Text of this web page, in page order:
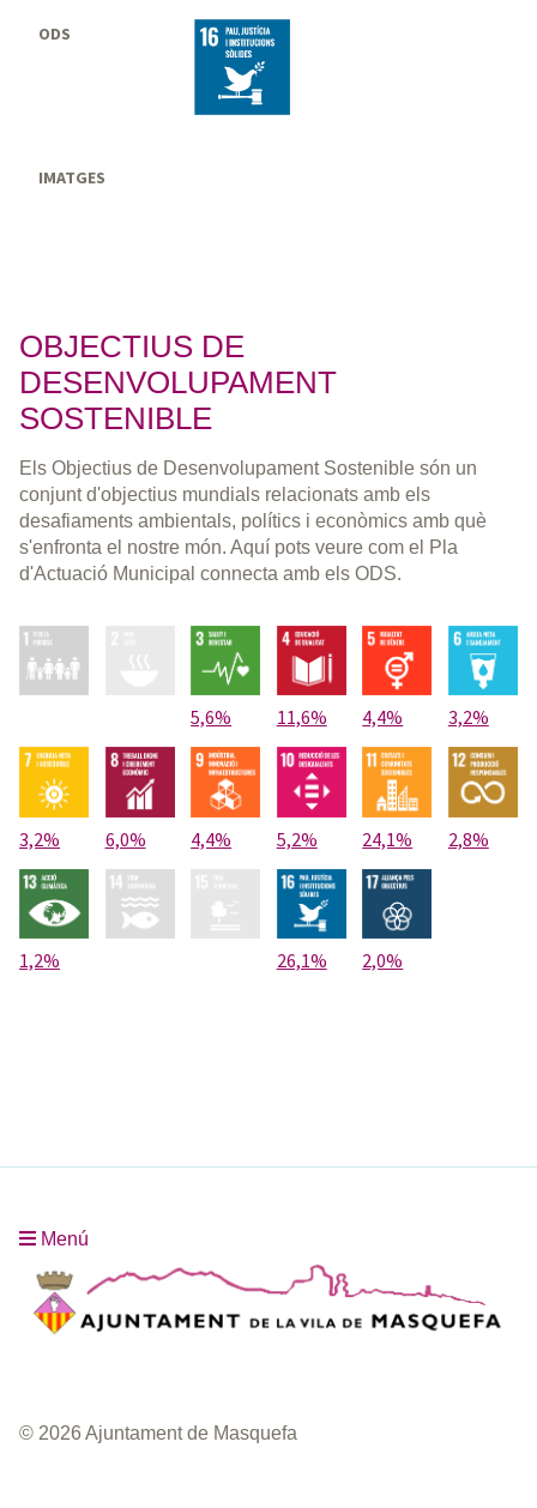
ODS
IMATGES
OBJECTIUS DE
DESENVOLUPAMENT
SOSTENIBLE
Els Objectius de Desenvolupament Sostenible són un
conjunt d'objectius mundials relacionats amb els
desafiaments ambientals, polítics i econòmics amb què
s'enfronta el nostre món. Aquí pots veure com el Pla
d'Actuació Municipal connecta amb els ODS.
5,6% 11,6% 4,4% 3,2%
3,2% 6,0% 4,4% 5,2% 24,1% 2,8%
1,2% 26,1% 2,0%
Menú
© 2026 Ajuntament de Masquefa